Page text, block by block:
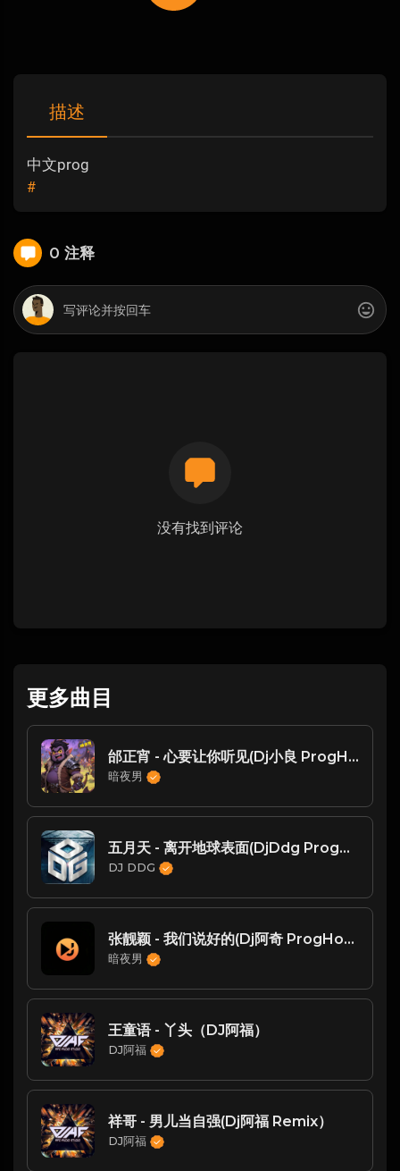
描述
中文prog
#
0 注释
没有找到评论
更多曲目
邰正宵 - 心要让你听见(Dj小良 ProgHouse Rmx 2025)
暗夜男
五月天 - 离开地球表面(DjDdg ProgHouse Rmx 2024)
DJ DDG
张靓颖 - 我们说好的(Dj阿奇 ProgHouse Rmx 2025)
暗夜男
王童语 - 丫头（DJ阿福）
DJ阿福
祥哥 - 男儿当自强(Dj阿福 Remix）
DJ阿福